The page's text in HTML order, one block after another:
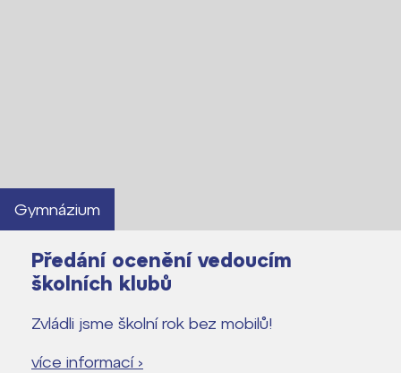
Gymnázium
Předání ocenění vedoucím
školních klubů
Zvládli jsme školní rok bez mobilů!
více informací ›